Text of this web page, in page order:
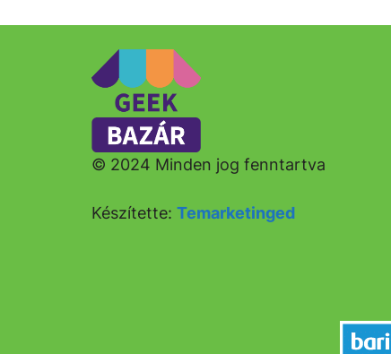
© 2024 Minden jog fenntartva
Készítette: Temarketinged